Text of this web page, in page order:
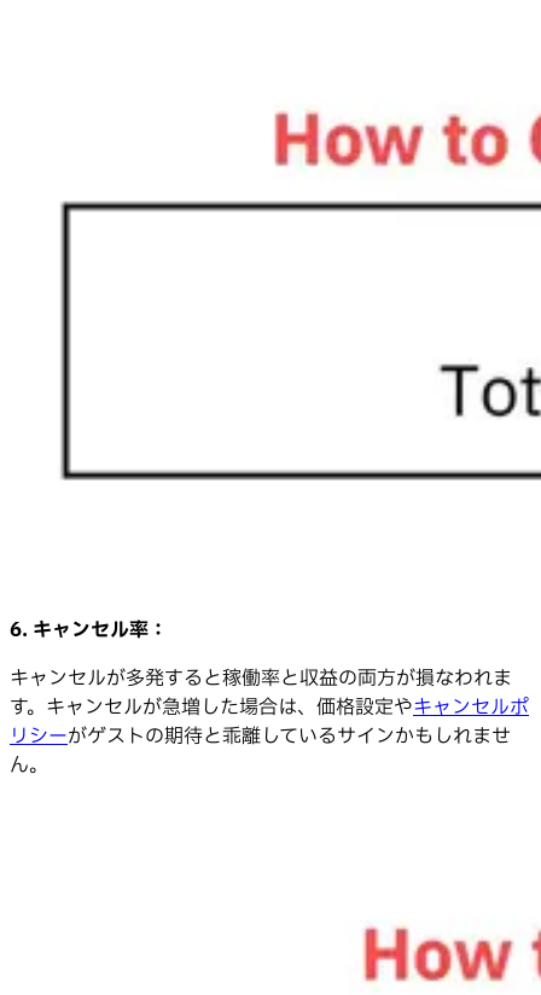
6. キャンセル率：
キャンセルが多発すると稼働率と収益の両方が損なわれま
す。キャンセルが急増した場合は、価格設定やキャンセルポ
リシーがゲストの期待と乖離しているサインかもしれませ
ん。